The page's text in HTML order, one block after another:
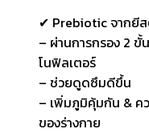
✔ Prebiotic จากยี
– ผ่านการกรอง 2 ขั้
โนฟิลเตอร์
– ช่วยดูดซึมดีขึ้น
– เพิ่มภูมิคุ้มกัน & ค
ของร่างกาย